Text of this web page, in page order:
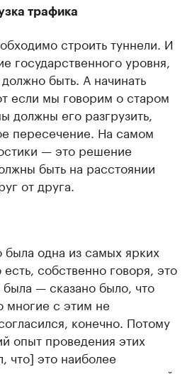
трафика
строить туннели. И
государственного уровня,
быть. А начинать
если мы говорим о старом
должны его разгрузить,
пересечение. На самом
— это решение
быть на расстоянии
от друга.
одна из самых ярких
собственно говоря, это
— сказано было, что
многие с этим не
конечно. Потому
опыт проведения этих
что] это наиболее